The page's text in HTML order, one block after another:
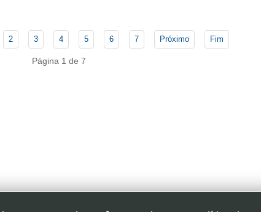
2 3 4 5 6 7 Próximo Fim
Página 1 de 7